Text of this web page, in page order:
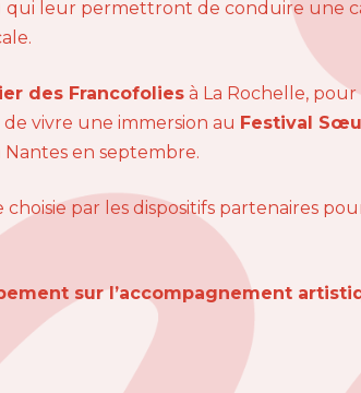
qui leur permettront de conduire une
des Francofolies à La Rochelle,
vivre une immersion au Festival
Nantes en septembre.
par les dispositifs partenaires
sur l’accompagnement